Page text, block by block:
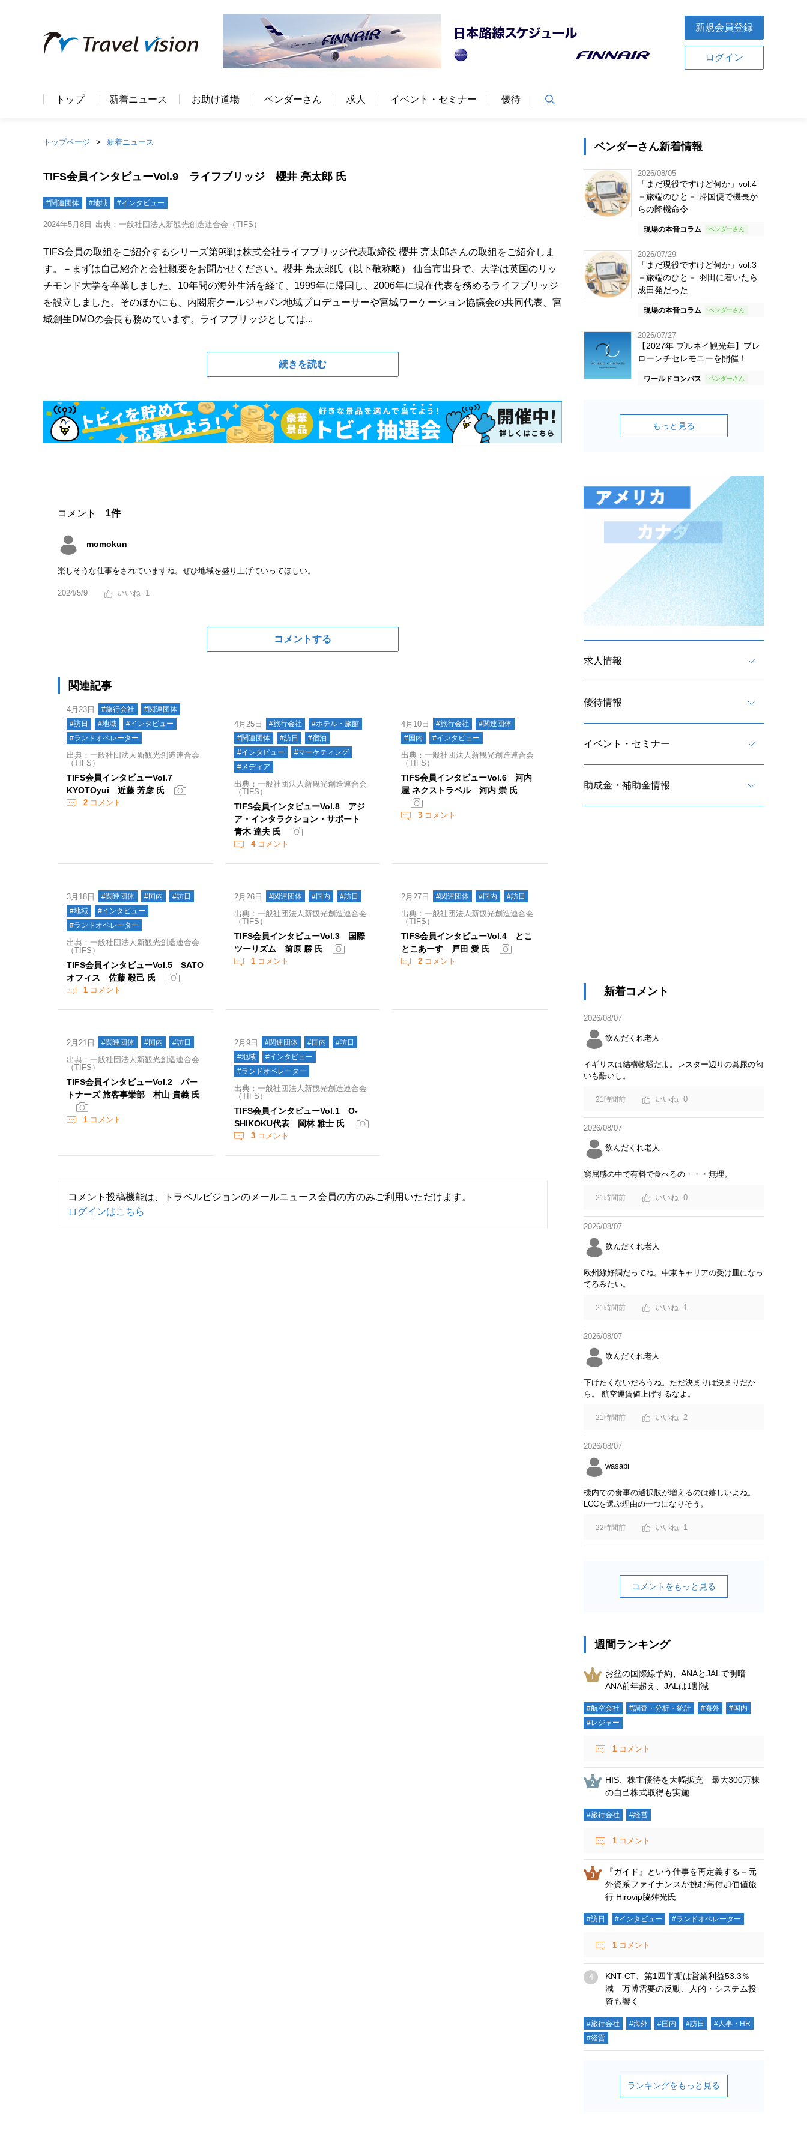
新規会員登録
ログイン
トップ 新着ニュース お助け道場 ベンダーさん 求人 イベント・セミナー 優待
トップページ 新着ニュース
TIFS会員インタビューVol.9 ライフブリッジ 櫻井 亮太郎 氏
#関連団体 #地域 #インタビュー
2024年5月8日 出典：一般社団法人新観光創造連合会（TIFS）
TIFS会員の取組をご紹介するシリーズ第9弾は株式会社ライフブリッジ代表取締役 櫻井 亮太郎さんの取組をご紹介しま
す。－まずは自己紹介と会社概要をお聞かせください。櫻井 亮太郎氏（以下敬称略） 仙台市出身で、大学は英国のリッ
チモンド大学を卒業しました。10年間の海外生活を経て、1999年に帰国し、2006年に現在代表を務めるライフブリッジ
を設立しました。そのほかにも、内閣府クールジャパン地域プロデューサーや宮城ワーケーション協議会の共同代表、宮
城創生DMOの会長も務めています。ライフブリッジとしては...
続きを読む
コメント 1件
momokun
楽しそうな仕事をされていますね。ぜひ地域を盛り上げていってほしい。
2024/5/9 1
コメントする
関連記事
4月23日 #旅行会社
#関連団体
#訪日
#地域
#インタビュー
#ランドオペレーター
出典：一般社団法人新観光創造連合会
（TIFS）
TIFS会員インタビューVol.7
KYOTOyui 近藤 芳彦 氏
2 コメント
4月25日 #旅行会社
#ホテル・旅館
#関連団体
#訪日
#宿泊
#インタビュー
#マーケティング
#メディア
出典：一般社団法人新観光創造連合会
（TIFS）
TIFS会員インタビューVol.8 アジ
ア・インタラクション・サポート
青木 達夫 氏
4コメント
4月10日 #旅行会社
#関連団体
#国内
#インタビュー
出典：一般社団法人新観光創造連合会
（TIFS）
TIFS会員インタビューVol.6 河内
屋 ネクストラベル 河内 崇 氏
3 コメント
3月18日 #関連団体 #国内
#訪日
#地域
#インタビュー
#ランドオペレーター
出典：一般社団法人新観光創造連合会
（TIFS）
TIFS会員インタビューVol.5 SATO
オフィス 佐藤 毅己 氏
1 コメント
2月26日 #関連団体 #国内 #訪日
出典：一般社団法人新観光創造連合会
（TIFS）
TIFS会員インタビューVol.3 国際
ツーリズム 前原 勝 氏
1コメント
2月27日 #関連団体 #国内 #訪日
出典：一般社団法人新観光創造連合会
（TIFS）
TIFS会員インタビューVol.4 とこ
とこあーす 戸田 愛 氏
2 コメント
2月21日 #関連団体 #国内 #訪日
出典：一般社団法人新観光創造連合会
（TIFS）
TIFS会員インタビューVol.2 パー
トナーズ 旅客事業部 村山 貴義 氏
1 コメント
2月9日 #関連団体 #国内
#訪日
#地域
#インタビュー
#ランドオペレーター
出典：一般社団法人新観光創造連合会
（TIFS）
TIFS会員インタビューVol.1 O-
SHIKOKU代表 岡林 雅士 氏
3コメント
コメント投稿機能は、トラベルビジョンのメールニュース会員の方のみご利用いただけます。
ログインはこちら
ベンダーさん新着情報
2026/08/05
「まだ現役ですけど何か」vol.4
－旅端のひと－ 帰国便で機長か
らの降機命令
現場の本音コラム
2026/07/29
「まだ現役ですけど何か」vol.3
－旅端のひと－ 羽田に着いたら
成田発だった
現場の本音コラム
2026/07/27
【2027年 ブルネイ観光年】プレ
ローンチセレモニーを開催！
ワールドコンパス
もっと見る
求人情報
優待情報
イベント・セミナー
助成金・補助金情報
新着コメント
2026/08/07
飲んだくれ老人
イギリスは結構物騒だよ。レスター辺りの糞尿の匂
いも酷いし。
21時間前 0
2026/08/07
飲んだくれ老人
窮屈感の中で有料で食べるの・・・無理。
21時間前 0
2026/08/07
飲んだくれ老人
欧州線好調だってね。中東キャリアの受け皿になっ
てるみたい。
21時間前 1
2026/08/07
飲んだくれ老人
下げたくないだろうね。ただ決まりは決まりだか
ら。 航空運賃値上げするなよ。
21時間前 2
2026/08/07
wasabi
機内での食事の選択肢が増えるのは嬉しいよね。
LCCを選ぶ理由の一つになりそう。
22時間前 1
コメントをもっと見る
週間ランキング
お盆の国際線予約、ANAとJALで明暗
ANA前年超え、JALは1割減
#航空会社 #調査・分析・統計 #海外
#国内
#レジャー
1 コメント
HIS、株主優待を大幅拡充 最大300万株
の自己株式取得も実施
#旅行会社 #経営
1 コメント
『ガイド』という仕事を再定義する－元
外資系ファイナンスが挑む高付加価値旅
行 Hirovip脇舛光氏
#訪日 #インタビュー #ランドオペレーター
1 コメント
KNT-CT、第1四半期は営業利益53.3％
減 万博需要の反動、人的・システム投
資も響く
#旅行会社 #海外 #国内 #訪日
#人事・HR
#経営